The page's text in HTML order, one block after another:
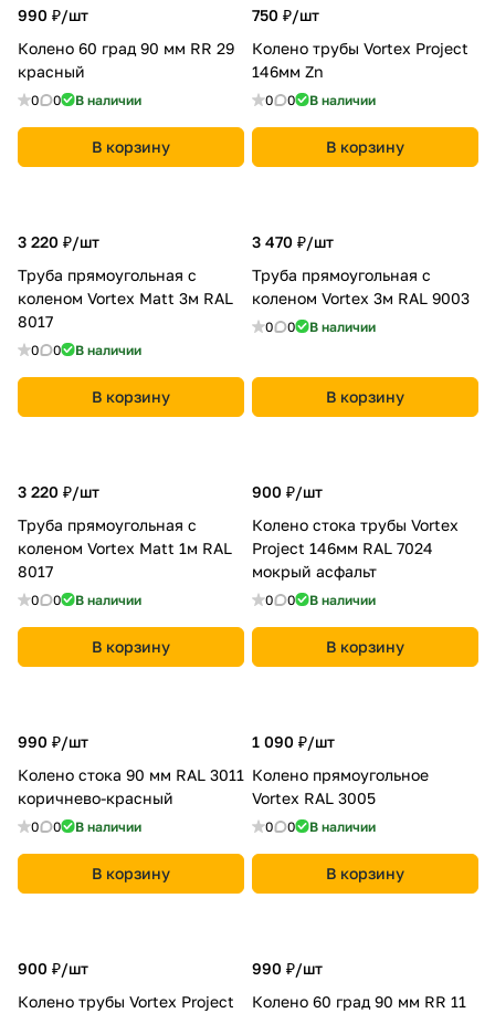
990 ₽/шт
Колено 60 град 90 мм RR 29
красный
0 0 В наличии
В корзину
750 ₽/шт
Колено трубы Vortex Project
146мм Zn
0 0 В наличии
В корзину
3 220 ₽/шт
Труба прямоугольная с
коленом Vortex Matt 3м RAL
8017
0 0 В наличии
В корзину
3 470 ₽/шт
Труба прямоугольная с
коленом Vortex 3м RAL 9003
0 0 В наличии
В корзину
3 220 ₽/шт
Труба прямоугольная с
коленом Vortex Matt 1м RAL
8017
0 0 В наличии
В корзину
900 ₽/шт
Колено стока трубы Vortex
Project 146мм RAL 7024
мокрый асфальт
0 0 В наличии
В корзину
990 ₽/шт
Колено стока 90 мм RAL 3011
коричнево-красный
0 0 В наличии
В корзину
1 090 ₽/шт
Колено прямоугольное
Vortex RAL 3005
0 0 В наличии
В корзину
900 ₽/шт
Колено трубы Vortex Project
990 ₽/шт
Колено 60 град 90 мм RR 11